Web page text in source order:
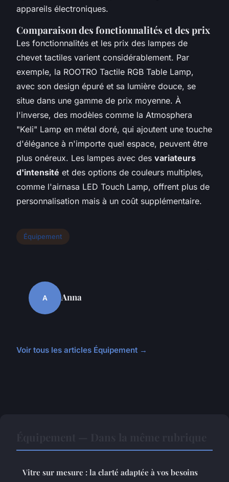
appareils électroniques.
Comparaison des fonctionnalités et des prix
Les fonctionnalités et les prix des lampes de
chevet tactiles varient considérablement. Par
exemple, la ROOTRO Tactile RGB Table Lamp,
avec son design épuré et sa lumière douce, se
situe dans une gamme de prix moyenne. À
l'inverse, des modèles comme la Atmosphera
"Keli" Lamp en métal doré, qui ajoutent une touche
d'élégance à n'importe quel espace, peuvent être
plus onéreux. Les lampes avec des variateurs
d'intensité et des options de couleurs multiples,
comme l'airnasa LED Touch Lamp, offrent plus de
personnalisation mais à un coût supplémentaire.
Équipement
A Anna
Voir tous les articles Équipement →
Vitre sur mesure : la clarté adaptée à vos besoins